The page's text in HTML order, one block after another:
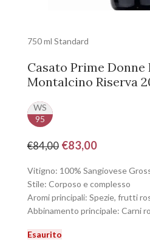
750 ml Standard
Casato Prime
Montalcino Riserva
WS
95
€84,00 €83,00
Vitigno: 100% Sangiovese
Stile: Corposo e complesso
Aromi principali: Spezie, frutti
Abbinamento principale: Carni
Esaurito